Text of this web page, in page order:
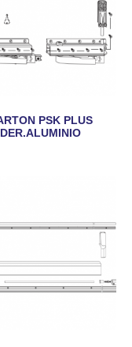
PSK PLUS
DER.ALUMINIO